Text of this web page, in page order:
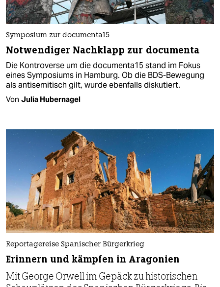
Symposium zur documenta15
Notwendiger Nachklapp zur documenta
Die Kontroverse um die documenta15 stand im Fokus
eines Symposiums in Hamburg. Ob die BDS-Bewegung
als antisemitisch gilt, wurde ebenfalls diskutiert.
Von Julia Hubernagel
Reportagereise Spanischer Bürgerkrieg
Erinnern und kämpfen in Aragonien
Mit George Orwell im Gepäck zu historischen